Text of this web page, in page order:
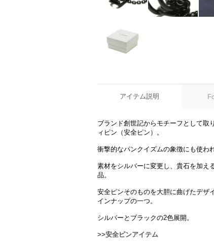
アイテム説明
ブランド創世記からモチーフとして取
ィピン（安全ピン）。
衝撃的なパンクイズムの象徴にも使わ
素材をシルバーに変更し、貴石を加え
品。
安全ピンそのものを大胆に曲げたデザ
インナップの一つ。
シルバーとブラックの2色展開。
>>安全ピンアイテム